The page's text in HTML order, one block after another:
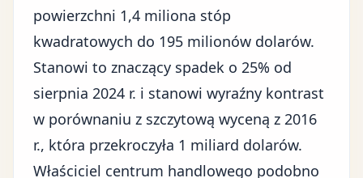
powierzchni 1,4 miliona stóp
kwadratowych do 195 milionów dolarów.
Stanowi to znaczący spadek o 25% od
sierpnia 2024 r. i stanowi wyraźny kontrast
w porównaniu z szczytową wyceną z 2016
r., która przekroczyła 1 miliard dolarów.
Właściciel centrum handlowego podobno